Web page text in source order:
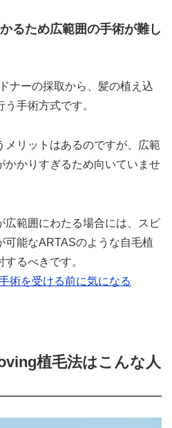
るため広範囲の手術が難し
ナーの採取から、髪の植え込
手術方式です。
メリットはあるのですが、広範
かかりすぎるため向いていませ
広範囲にわたる場合には、スピ
可能なARTASのような自毛植
るべきです。
術を受ける前に気になる
植毛法はこんな人